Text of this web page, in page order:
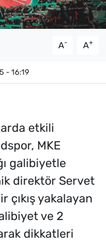
A- A+
- 16:19
etkili
MKE
galibiyetle
direktör Servet
yakalayan
ve 2
dikkatleri